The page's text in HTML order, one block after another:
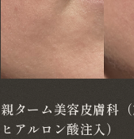
親ターム美容皮膚科
ヒアルロン酸注入）